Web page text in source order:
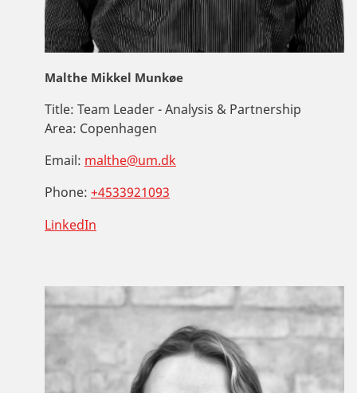
Malthe Mikkel Munkøe
Title: Team Leader - Analysis & Partnership
Area: Copenhagen
Email: malthe@um.dk
Phone: +4533921093
LinkedIn